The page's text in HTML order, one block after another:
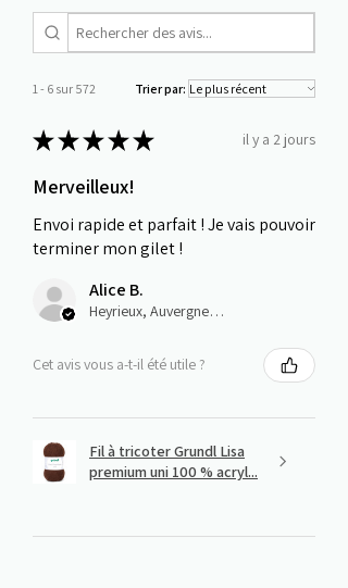
1 - 6 sur 572 Trier par:
★★★★★ il y a 2 jours
Merveilleux!
Envoi rapide et parfait ! Je vais pouvoir
terminer mon gilet !
Alice B.
Heyrieux, Auvergne-Rhône-Alpes
Cet avis vous a-t-il été utile ?
Fil à tricoter Grundl Lisa
premium uni 100 % acryl...